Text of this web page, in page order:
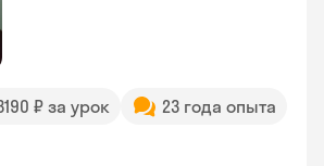
₽ за урок
23 года опыта